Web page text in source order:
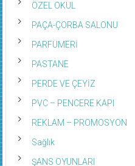
ÖZEL OKUL
PAÇA-ÇORBA SALONU
PARFÜMERİ
PASTANE
PERDE VE ÇEYİZ
PVC – PENCERE KAPI
REKLAM – PROMOSYON
Sağlık
ŞANS OYUNLARI